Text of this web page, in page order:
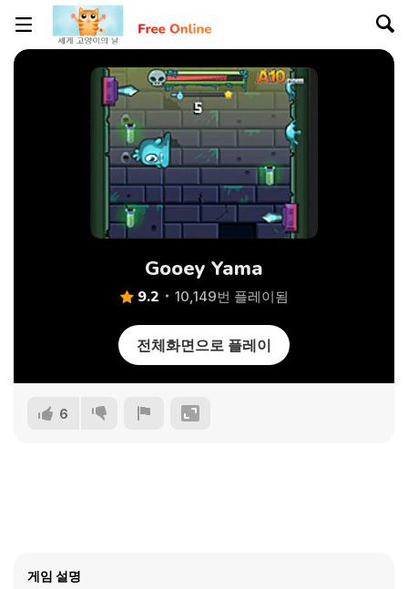
Gooey Yama
9.2 10,149번 플레이됨
전체화면으로 플레이
6
게임 설명